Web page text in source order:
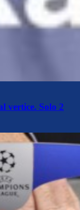
vertice. Solo 2